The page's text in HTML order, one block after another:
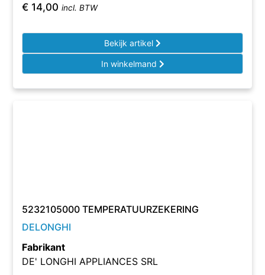
€ 14,00 incl. BTW
Bekijk artikel
In winkelmand
5232105000 TEMPERATUURZEKERING
DELONGHI
Fabrikant
DE' LONGHI APPLIANCES SRL